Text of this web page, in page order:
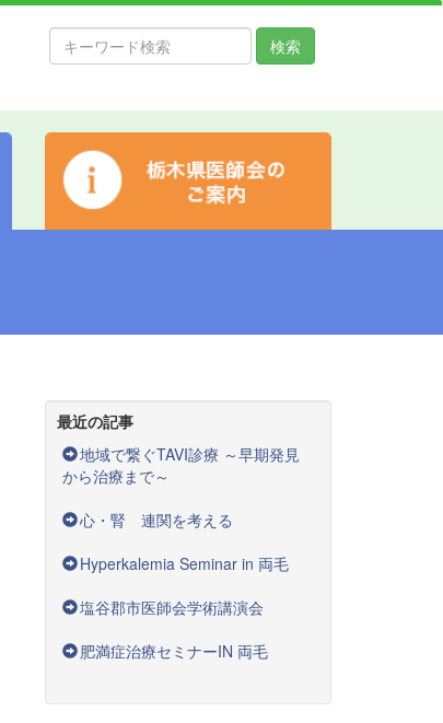
検索
最近の記事
地域で繋ぐTAVI診療 ～早期発見
から治療まで～
心・腎 連関を考える
Hyperkalemia Seminar in 両毛
塩谷郡市医師会学術講演会
肥満症治療セミナーIN 両毛